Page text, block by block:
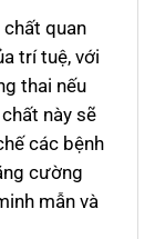
quan
trí tuệ, với
thai nếu
này sẽ
các bệnh
cường
mẫn và